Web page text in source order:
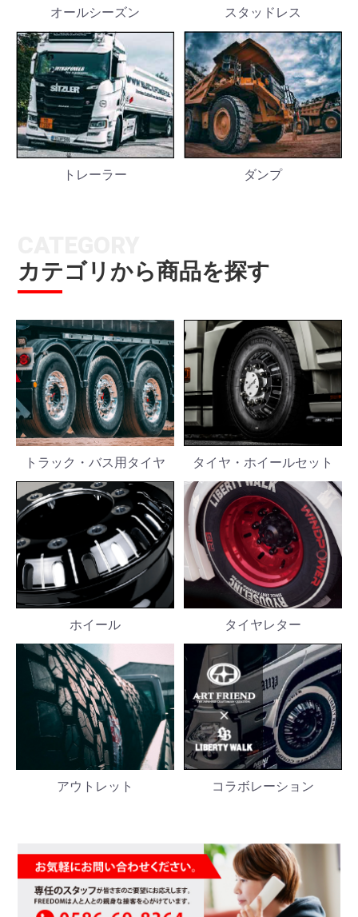
オールシーズン スタッドレス
トレーラー ダンプ
カテゴリから商品を探す
トラック・バス用タイヤ タイヤ・ホイールセット
ホイール タイヤレター
アウトレット コラボレーション